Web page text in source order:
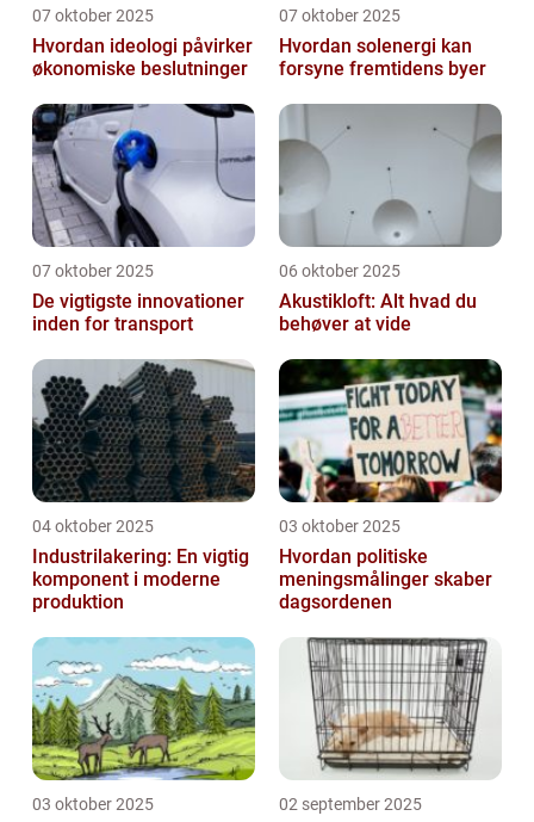
07 oktober 2025
Hvordan ideologi påvirker
økonomiske beslutninger
07 oktober 2025
Hvordan solenergi kan
forsyne fremtidens byer
07 oktober 2025
De vigtigste innovationer
inden for transport
06 oktober 2025
Akustikloft: Alt hvad du
behøver at vide
04 oktober 2025
Industrilakering: En vigtig
komponent i moderne
produktion
03 oktober 2025
Hvordan politiske
meningsmålinger skaber
dagsordenen
03 oktober 2025 02 september 2025